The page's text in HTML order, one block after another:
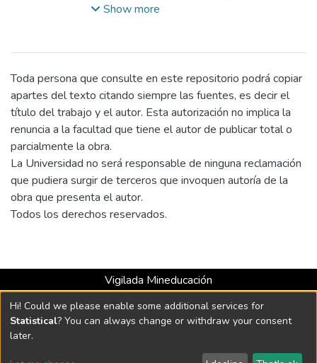
vallas publicitarias, por medio de un registro
fotográfico con respecto a la normatividad
existente y se realiza una encuesta
buscando encontrar alguna relación entre la
contaminación visual existente y la
accidentalidad en la vía
Show more
Toda persona que consulte en este repositorio podrá copiar
apartes del texto citando siempre las fuentes, es decir el
título del trabajo y el autor. Esta autorización no implica la
renuncia a la facultad que tiene el autor de publicar total o
parcialmente la obra.
La Universidad no será responsable de ninguna reclamación
que pudiera surgir de terceros que invoquen autoría de la
obra que presenta el autor.
Todos los derechos reservados.
Vigilada Mineducación
Universidad con Acreditación Institucional hasta 2026 -
Resolución MEN 2158 de 2018
DSpace software copyright © 2002-2026 LYRASIS
Hi! Could we please enable some additional services for
Statistical? You can always change or withdraw your consent
later.